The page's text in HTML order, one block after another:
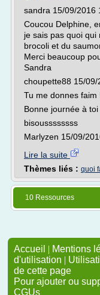
sandra 15/09/2016
Coucou Delphine,
je sais pas quoi qui
brocoli et du
Merci beaucoup
Sandra
choupette88 15/09/
Tu me donnes faim
Bonne journée à toi
bisoussssssss
Marlyzen 15/09/
Lire la suite
Thèmes liés : quoi
10 Ressources
Accueil | Mentions
d'utilisation |
de cette page
Pour ajouter ou
CGUs